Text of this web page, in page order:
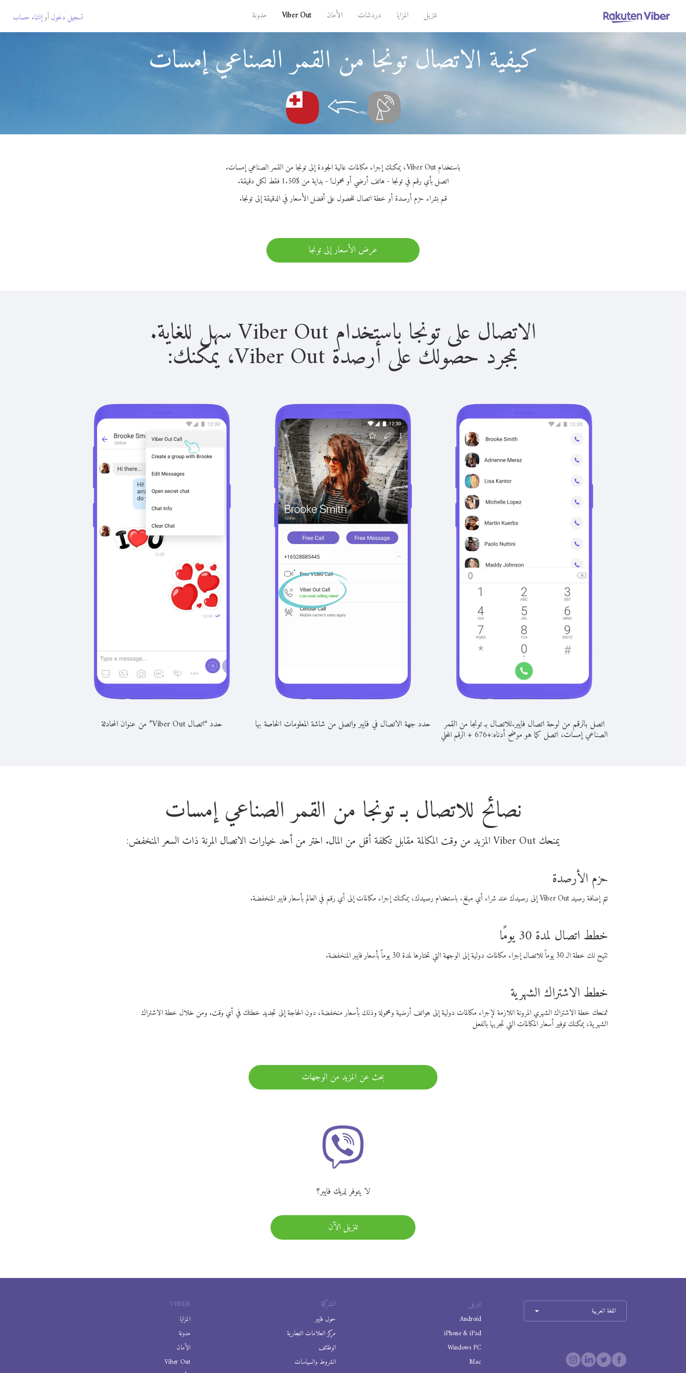
تنزيل المزايا دردشات الأمان Viber Out مدونة تسجيل دخول أوإنشاء حساب
كيفية الاتصال تونجا من القمر الصناعي إمسات
باستخدام Viber Out، يمكنك إجراء مكالمات عالية الجودة إلى تونجا من القمر الصناعي إمسات.
اتصل بأي رقم في تونجا - هاتف أرضي أو محمول! - بداية من $1.50 فقط لكل دقيقة.
قم بشراء حزم أرصدة أو خطة اتصال للحصول على أفضل الأسعار في الدقيقة إلى تونجا.
عرض الأسعار إلى تونجا
الاتصال على تونجا باستخدام Viber Out سهل للغاية.
بمجرد حصولك على أرصدة Viber Out، يمكنك:
اتصل بالرقم من لوحة اتصال فايبر.للاتصال بـ تونجا من القمر
الصناعي إمسات، اتصل كما هو موضح أدناه:+
676
+الرقم المحلي
حدد جهة الاتصال في فايبر واتصل من شاشة المعلومات الخاصة بها حدد “اتصال Viber Out” من عنوان المحادثة
نصائح للاتصال بـ تونجا من القمر الصناعي إمسات
يمنحك Viber Out المزيد من وقت المكالمة مقابل تكلفة أقل من المال. اختر من أحد خيارات الاتصال المرنة ذات السعر المنخفض:
حزم الأرصدة
تتم إضافة رصيد Viber Out إلى رصيدك عند شراء أي مبلغ. باستخدام رصيدك، يمكنك إجراء مكالمات إلى أي رقم في العالم بأسعار فايبر المنخفضة.
خطط اتصال لمدة 30 يومًا
تتيح لك خطة الـ 30 يوماً للاتصال إجراء مكالمات دولية إلى الوجهة التي تختارها لمدة 30 يوماً بأسعار فايبر المنخفضة.
خطط الاشتراك الشهرية
تمنحك خطة الاشتراك الشهري المرونة اللازمة لإجراء مكالمات دولية إلى هواتف أرضية ومحمولة وذلك بأسعار منخفضة، دون الحاجة إلى تجديد خطتك في أي وقت. ومن خلال خطة الاشتراك
الشهرية، يمكنك توفير أسعار المكالمات التي تجريها بالفعل
بحث عن المزيد من الوجهات
لا يتوفر لديك فايبر؟
تنزيل الآن
VIBER
المزايا
مدونة
الأمان
Viber Out
الشركة
حول فايبر
مركز العلامات التجارية
الوظائف
الشروط والسياسات
تنزيل
Android
iPhone & iPad
Windows PC
Mac
اللغة العربية